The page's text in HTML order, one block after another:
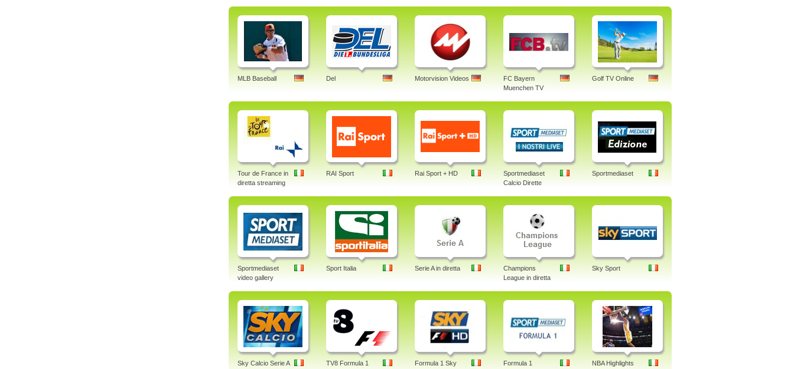
MLB Baseball Del Motorvision Videos
FC Bayern
Muenchen TV
Golf TV Online
Tour de France in
diretta streaming
RAI Sport Rai Sport + HD
Sportmediaset
Calcio Dirette
Sportmediaset
Sportmediaset
video gallery
Sport Italia Serie A in diretta
Champions
League in diretta
Sky Sport
Sky Calcio Serie A TV8 Formula 1 Formula 1 Sky Formula 1 NBA Highlights